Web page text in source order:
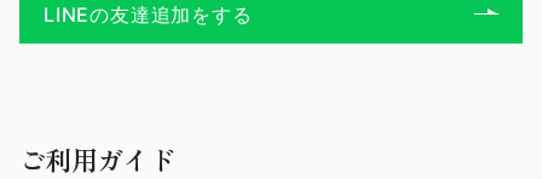
LINEの友達追加をする
ご利用ガイド